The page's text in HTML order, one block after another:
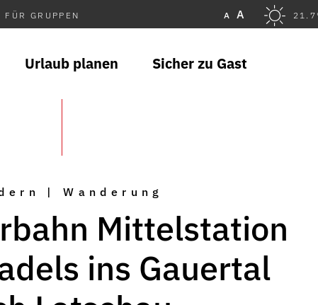
FÜR GRUPPEN A A
Urlaub planen Sicher zu Gast
| Wanderung
Mittelstation
ins Gauertal